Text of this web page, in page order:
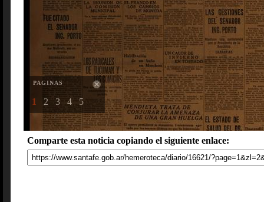
PAGINAS
1 2 3 4 5
Comparte esta noticia copiando el siguiente enlace: